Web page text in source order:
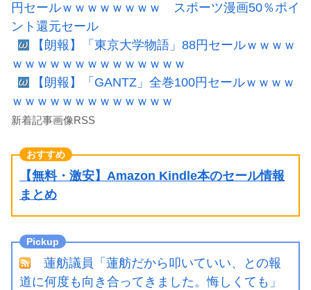
円セールｗｗｗｗｗｗｗｗ スポーツ漫画50％ポイ
ント還元セール
【朗報】「東京大学物語」88円セールｗｗｗｗ
ｗｗｗｗｗｗｗｗｗｗｗｗｗｗ
【朗報】「GANTZ」全巻100円セールｗｗｗｗ
ｗｗｗｗｗｗｗｗｗｗｗｗｗ
新着記事画像RSS
【無料・激安】Amazon Kindle本のセール情報
まとめ
蓮舫議員「蓮舫だから叩いていい、との報
道に何度も向き合ってきました。悔しくても」